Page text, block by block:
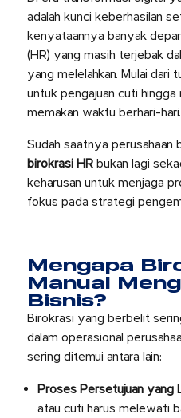
adalah kunci keberhasilan
kenyataannya banyak
(HR) yang masih terjebak
yang melelahkan. Mulai dari
untuk pengajuan cuti
memakan waktu berhari-hari.
Sudah saatnya perusahaan
birokrasi HR bukan lagi
keharusan untuk menjaga
fokus pada strategi
Mengapa
Manual
Bisnis?
Birokrasi yang berbelit
dalam operasional
sering ditemui antara lain:
Proses Persetujuan yang
atau cuti harus melewati